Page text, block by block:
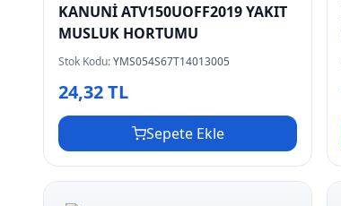
KANUNİ ATV150UOFF2019 YAKIT
MUSLUK HORTUMU
Stok Kodu:YMS054S67T14013005
24,32 TL
Sepete Ekle